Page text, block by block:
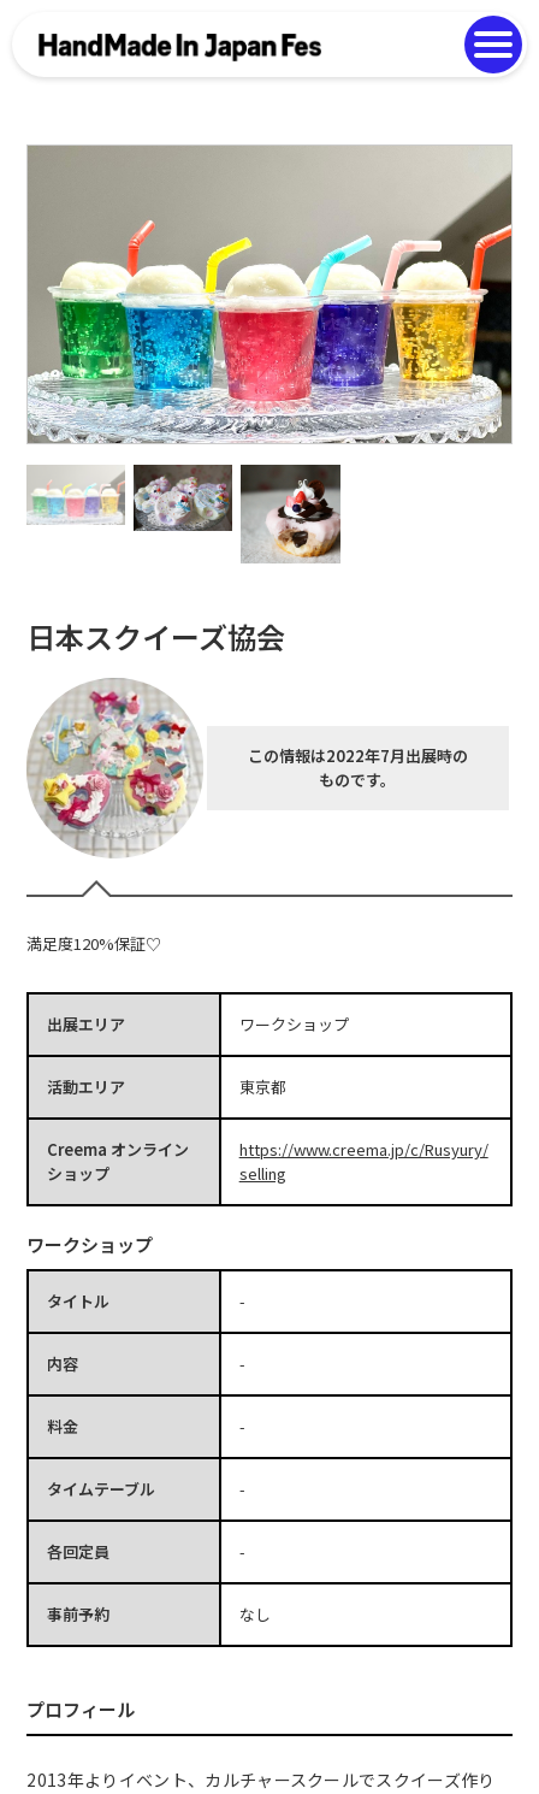
Photo Gallery
日本スクイーズ協会
この情報は2022年7月出展時の
ものです。
満足度120%保証♡
出展エリア ワークショップ
活動エリア 東京都
Creema オンライン
ショップ
https://www.creema.jp/c/Rusyury/
selling
ワークショップ
タイトル -
内容 -
料金 -
タイムテーブル -
各回定員 -
事前予約 なし
プロフィール
2013年よりイベント、カルチャースクールでスクイーズ作り